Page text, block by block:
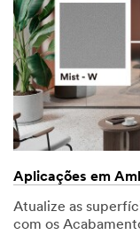
Aplicações em
Atualize as
com os